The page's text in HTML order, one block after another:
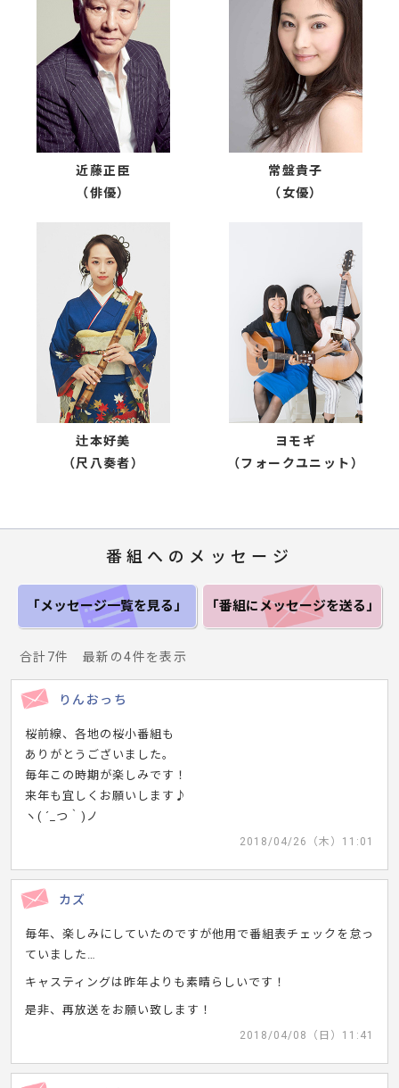
近藤正臣
（俳優）
常盤貴子
（女優）
辻本好美
（尺八奏者）
ヨモギ
（フォークユニット）
番組へのメッセージ
「メッセージ一覧を見る」 「番組にメッセージを送る」
合計7件 最新の4件を表示
りんおっち
桜前線、各地の桜小番組も
ありがとうございました。
毎年この時期が楽しみです！
来年も宜しくお願いします♪
ヽ( ´_つ｀)ノ
2018/04/26（木）11:01
カズ
毎年、楽しみにしていたのですが他用で番組表チェックを怠っ
ていました…
キャスティングは昨年よりも素晴らしいです！
是非、再放送をお願い致します！
2018/04/08（日）11:41